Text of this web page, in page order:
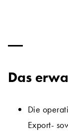
Das
Die
Export-